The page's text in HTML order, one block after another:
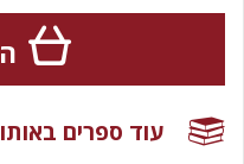
עוד ספרים